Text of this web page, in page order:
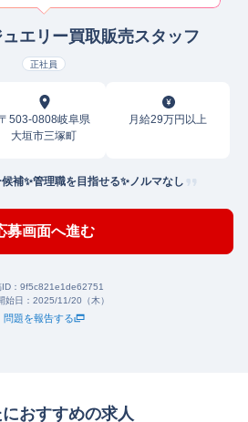
エリー買取販売スタッフ
正社員
503-0808岐阜県
大垣市三塚町
月給29万円以上
補✨管理職を目指せる✨ノルマなし
募画面へ進む
： 9f5c821e1de62751
始日： 2025/11/20（木）
問題を報告する
おすすめの求人